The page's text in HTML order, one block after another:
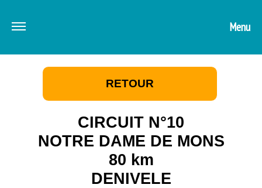
Menu
RETOUR
CIRCUIT N°10
NOTRE DAME DE MONS
80 km
DENIVELE